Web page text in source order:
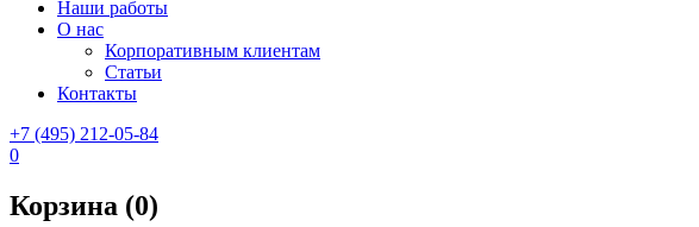
Наши работы
О нас
Корпоративным клиентам
Статьи
Контакты
+7 (495) 212-05-84
0
Корзина (0)